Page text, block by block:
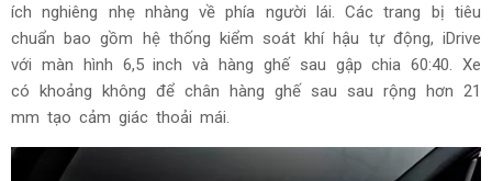
ích nghiêng nhẹ nhàng về phía người lái. Các trang bị tiêu
chuẩn bao gồm hệ thống kiểm soát khí hậu tự động, iDrive
với màn hình 6,5 inch và hàng ghế sau gập chia 60:40. Xe
có khoảng không để chân hàng ghế sau sau rộng hơn 21
mm tạo cảm giác thoải mái.